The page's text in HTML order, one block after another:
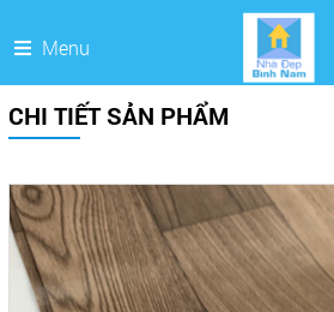
Menu
CHI TIẾT SẢN PHẨM